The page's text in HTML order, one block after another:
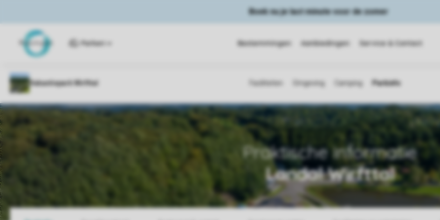
Boek nu je last minute voor de zomer
Parken Bestemmingen Aanbiedingen Service & Contact